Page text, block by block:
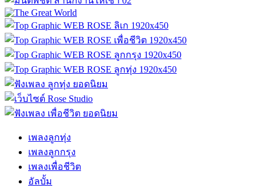
เพลงลูกทุ่ง
เพลงลูกกรุง
เพลงเพื่อชีวิต
อัลบั้ม